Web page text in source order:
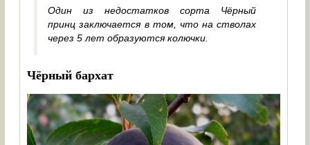
Один из недостатков сорта Чёрный
принц заключается в том, что на стволах
через 5 лет образуются колючки.
Чёрный бархат